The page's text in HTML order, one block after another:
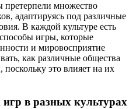
претерпели множество
адаптируясь под различные
В каждой культуре есть
игры, которые
и мировосприятие
как различные общества
это влияет на их
в разных культурах